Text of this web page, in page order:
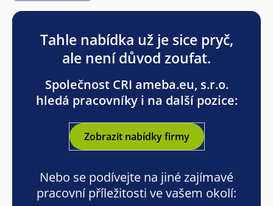
Tahle nabídka už je sice pryč,
ale není důvod zoufat.
Společnost CRI ameba.eu, s.r.o.
hledá pracovníky i na další pozice:
Zobrazit nabídky firmy
Nebo se podívejte na jiné zajímavé
pracovní příležitosti ve vašem okolí: